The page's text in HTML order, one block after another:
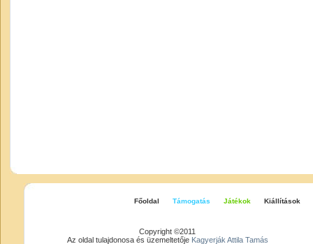
Főoldal Támogatás Játékok Kiállítások
Copyright ©2011
Az oldal tulajdonosa és üzemeltetője Kagyerják Attila Tamás